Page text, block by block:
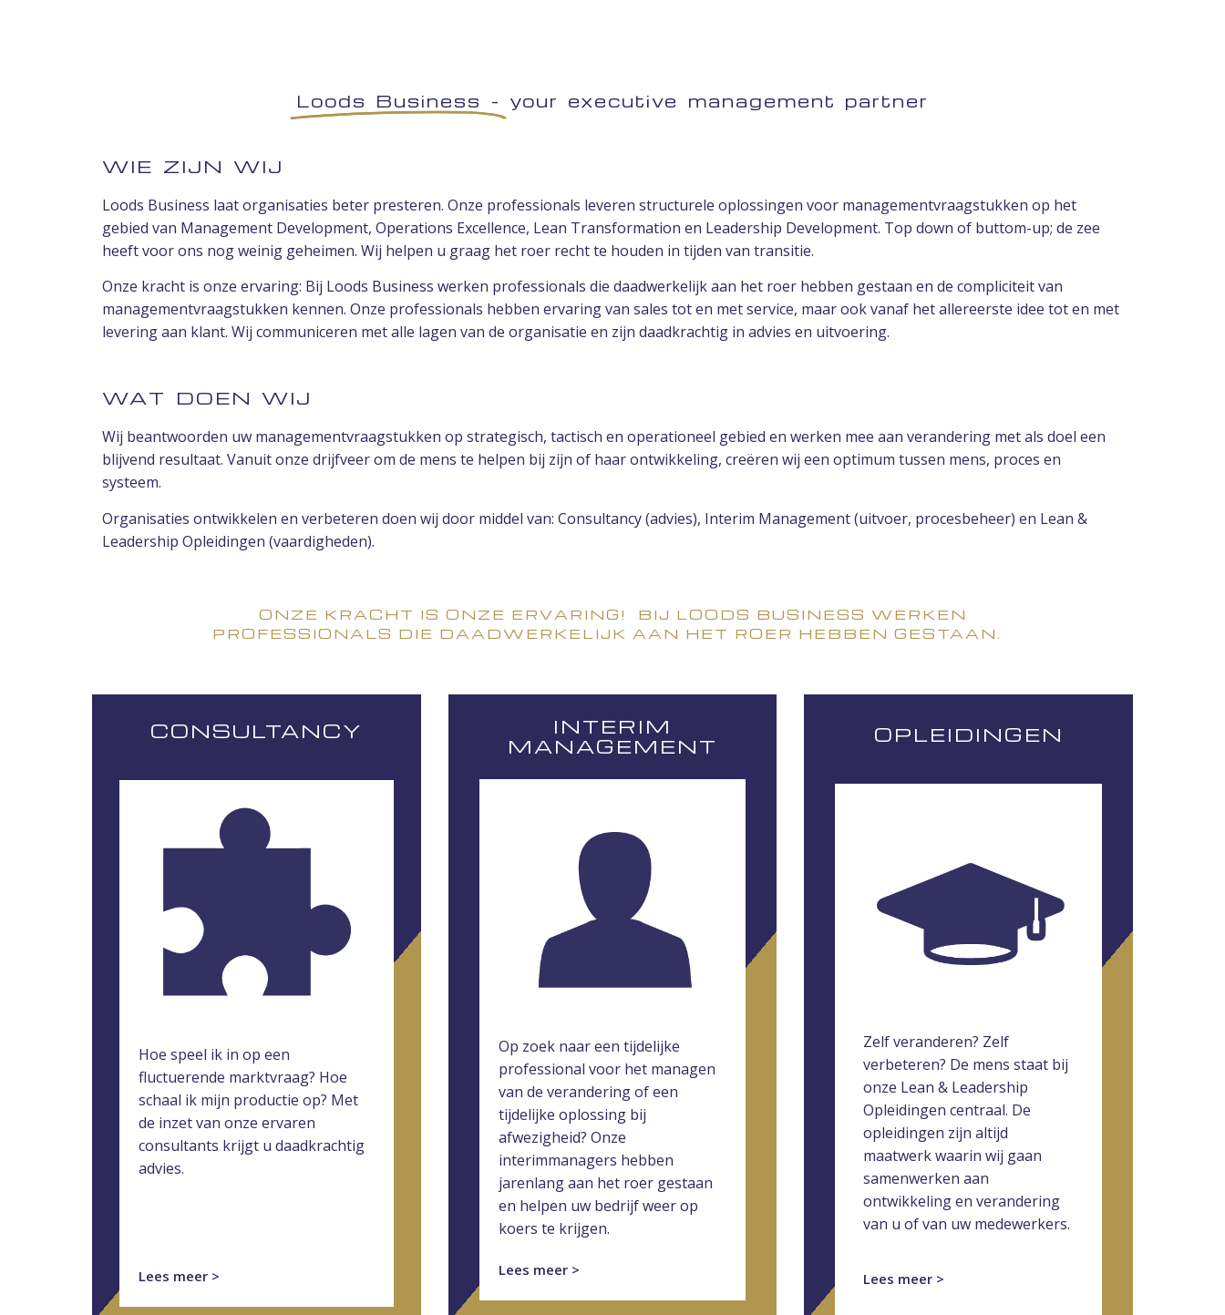
Loods Business - your executive management partner
WIE ZIJN WIJ
Loods Business laat organisaties beter presteren. Onze professionals leveren structurele oplossingen voor managementvraagstukken op het
gebied van Management Development, Operations Excellence, Lean Transformation en Leadership Development. Top down of buttom-up; de zee
heeft voor ons nog weinig geheimen. Wij helpen u graag het roer recht te houden in tijden van transitie.
Onze kracht is onze ervaring: Bij Loods Business werken professionals die daadwerkelijk aan het roer hebben gestaan en de compliciteit van
managementvraagstukken kennen. Onze professionals hebben ervaring van sales tot en met service, maar ook vanaf het allereerste idee tot en met
levering aan klant. Wij communiceren met alle lagen van de organisatie en zijn daadkrachtig in advies en uitvoering.
WAT DOEN WIJ
Wij beantwoorden uw managementvraagstukken op strategisch, tactisch en operationeel gebied en werken mee aan verandering met als doel een
blijvend resultaat. Vanuit onze drijfveer om de mens te helpen bij zijn of haar ontwikkeling, creëren wij een optimum tussen mens, proces en
systeem.
Organisaties ontwikkelen en verbeteren doen wij door middel van: Consultancy (advies), Interim Management (uitvoer, procesbeheer) en Lean &
Leadership Opleidingen (vaardigheden).
ONZE KRACHT IS ONZE ERVARING! BIJ LOODS BUSINESS WERKEN
PROFESSIONALS DIE DAADWERKELIJK AAN HET ROER HEBBEN GESTAAN.
CONSULTANCY
Hoe speel ik in op een
fluctuerende marktvraag? Hoe
schaal ik mijn productie op? Met
de inzet van onze ervaren
consultants krijgt u daadkrachtig
advies.
Lees meer >
INTERIM
MANAGEMENT
Op zoek naar een tijdelijke
professional voor het managen
van de verandering of een
tijdelijke oplossing bij
afwezigheid? Onze
interimmanagers hebben
jarenlang aan het roer gestaan
en helpen uw bedrijf weer op
koers te krijgen.
Lees meer >
OPLEIDINGEN
Zelf veranderen? Zelf
verbeteren? De mens staat bij
onze Lean & Leadership
Opleidingen centraal. De
opleidingen zijn altijd
maatwerk waarin wij gaan
samenwerken aan
ontwikkeling en verandering
van u of van uw medewerkers.
Lees meer >